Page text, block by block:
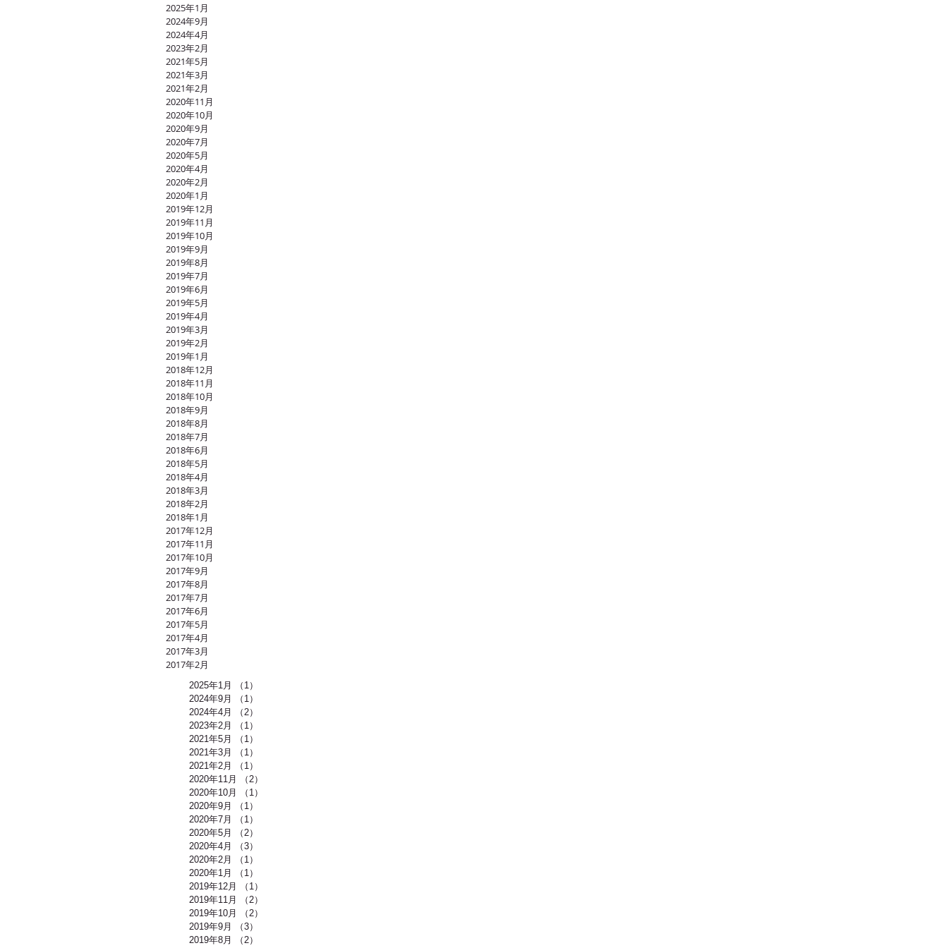
2025年1月
2024年9月
2024年4月
2023年2月
2021年5月
2021年3月
2021年2月
2020年11月
2020年10月
2020年9月
2020年7月
2020年5月
2020年4月
2020年2月
2020年1月
2019年12月
2019年11月
2019年10月
2019年9月
2019年8月
2019年7月
2019年6月
2019年5月
2019年4月
2019年3月
2019年2月
2019年1月
2018年12月
2018年11月
2018年10月
2018年9月
2018年8月
2018年7月
2018年6月
2018年5月
2018年4月
2018年3月
2018年2月
2018年1月
2017年12月
2017年11月
2017年10月
2017年9月
2017年8月
2017年7月
2017年6月
2017年5月
2017年4月
2017年3月
2017年2月
2025年1月 （1）
2024年9月
（1）
2024年4月
（2）
2023年2月
（1）
2021年5月
（1）
2021年3月
（1）
2021年2月
（1）
2020年11月
（2）
2020年10月
（1）
2020年9月
（1）
2020年7月
（1）
2020年5月
（2）
2020年4月
（3）
2020年2月
（1）
2020年1月
（1）
2019年12月
（1）
2019年11月
（2）
2019年10月
（2）
2019年9月
（3）
2019年8月
（2）